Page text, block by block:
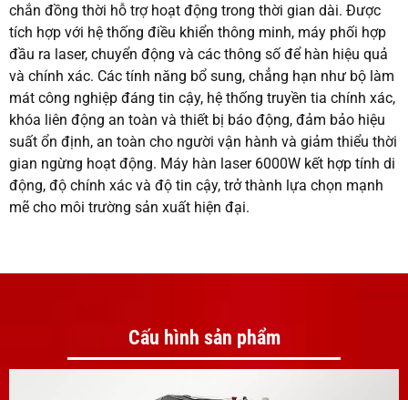
chắn đồng thời hỗ trợ hoạt động trong thời gian dài. Được
tích hợp với hệ thống điều khiển thông minh, máy phối hợp
đầu ra laser, chuyển động và các thông số để hàn hiệu quả
và chính xác. Các tính năng bổ sung, chẳng hạn như bộ làm
mát công nghiệp đáng tin cậy, hệ thống truyền tia chính xác,
khóa liên động an toàn và thiết bị báo động, đảm bảo hiệu
suất ổn định, an toàn cho người vận hành và giảm thiểu thời
gian ngừng hoạt động. Máy hàn laser 6000W kết hợp tính di
động, độ chính xác và độ tin cậy, trở thành lựa chọn mạnh
mẽ cho môi trường sản xuất hiện đại.
Cấu hình sản phẩm